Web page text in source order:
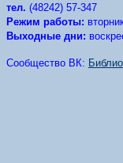
тел. (48242) 57-347
Режим работы:
Выходные дни:
Сообщество ВК: